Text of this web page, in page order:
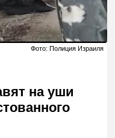
Фото: Полиция Израиля
на уши